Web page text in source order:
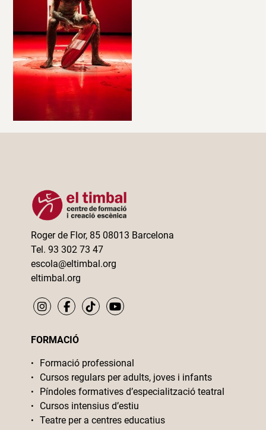
Roger de Flor, 85 08013 Barcelona
Tel. 93 302 73 47
escola@eltimbal.org
eltimbal.org
FORMACIÓ
Formació professional
Cursos regulars per adults, joves i infants
Píndoles formatives d’especialització teatral
Cursos intensius d’estiu
Teatre per a centres educatius